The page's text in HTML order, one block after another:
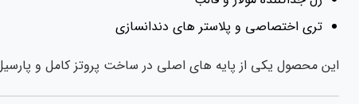
تری اختصاصی و پلاستر های دندانسازی
این محصول یکی از پایه های اصلی در ساخت پروتز کامل و